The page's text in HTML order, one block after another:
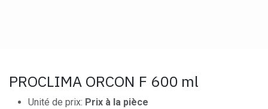
PROCLIMA ORCON F 600 ml
Unité de prix: Prix à la pièce